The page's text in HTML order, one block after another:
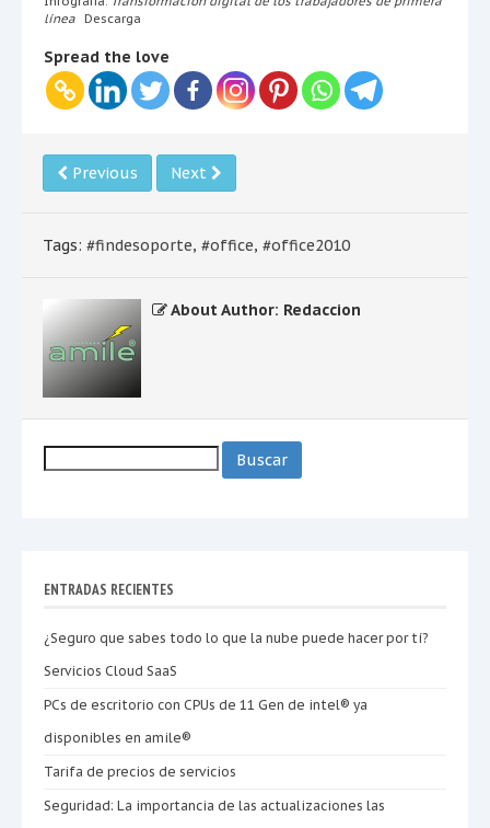
línea Descarga
Spread the love
Previous Next
Tags: #findesoporte, #office, #office2010
About Author: Redaccion
Buscar:
ENTRADAS RECIENTES
¿Seguro que sabes todo lo que la nube puede hacer por tí?
Servicios Cloud SaaS
PCs de escritorio con CPUs de 11 Gen de intel® ya
disponibles en amile®
Tarifa de precios de servicios
Seguridad: La importancia de las actualizaciones las